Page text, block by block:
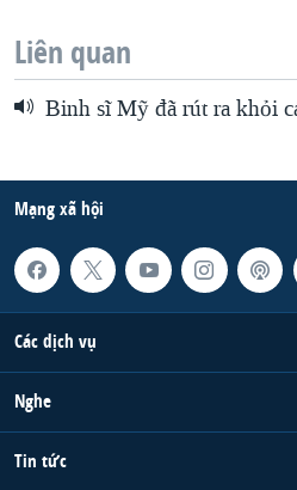
Liên quan
Binh sĩ Mỹ đã rút ra khỏi
Mạng xã hội
Các dịch vụ
Nghe
Tin tức